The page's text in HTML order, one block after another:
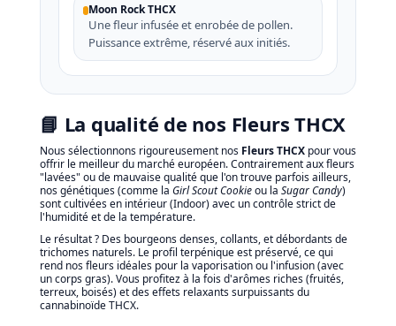
Moon Rock THCX
Une fleur infusée et enrobée de pollen.
Puissance extrême, réservé aux initiés.
📘 La qualité de nos Fleurs THCX
Nous sélectionnons rigoureusement nos Fleurs THCX pour vous
offrir le meilleur du marché européen. Contrairement aux fleurs
"lavées" ou de mauvaise qualité que l'on trouve parfois ailleurs,
nos génétiques (comme la Girl Scout Cookieou la Sugar Candy)
sont cultivées en intérieur (Indoor) avec un contrôle strict de
l'humidité et de la température.
Le résultat ? Des bourgeons denses, collants, et débordants de
trichomes naturels. Le profil terpénique est préservé, ce qui
rend nos fleurs idéales pour la vaporisation ou l'infusion (avec
un corps gras). Vous profitez à la fois d'arômes riches (fruités,
terreux, boisés) et des effets relaxants surpuissants du
cannabinoïde THCX.